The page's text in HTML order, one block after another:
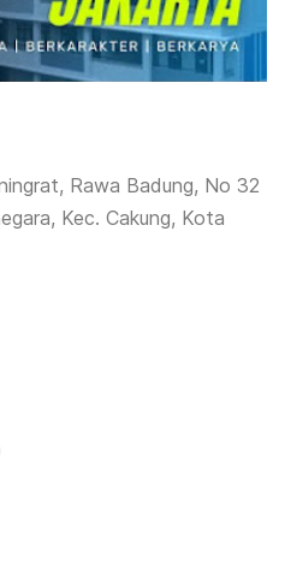
Rawa Badung, No 32
Kec. Cakung, Kota